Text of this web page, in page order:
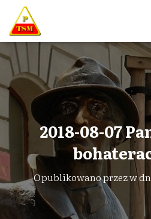
2018-08-07
Opublikowano przezw